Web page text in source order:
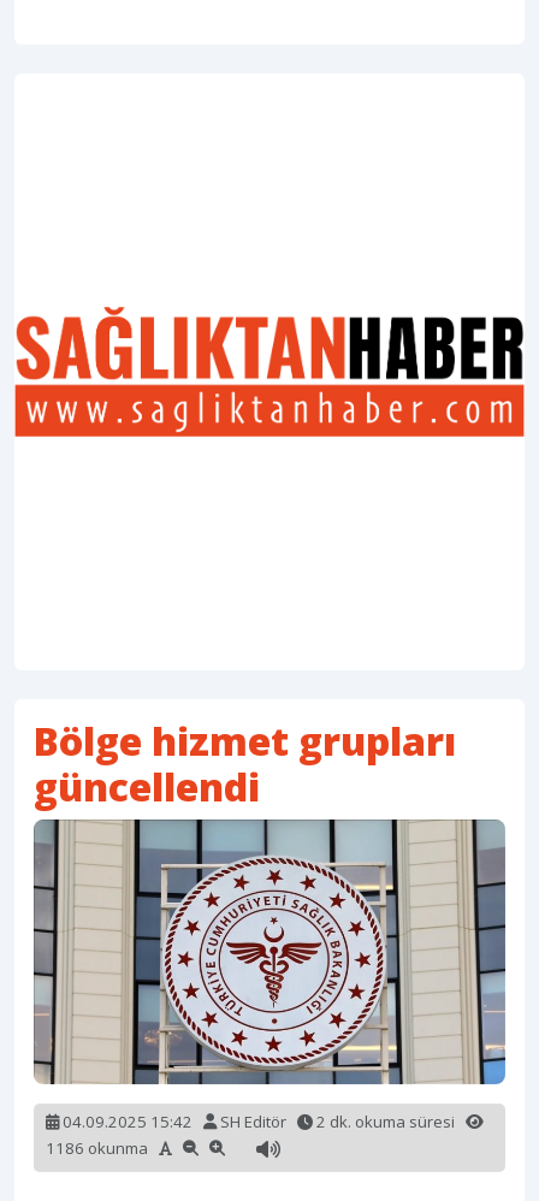
Bölge hizmet grupları
güncellendi
04.09.2025 15:42 SH Editör
2 dk. okuma süresi
1186 okunma